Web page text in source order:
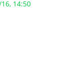
14:50